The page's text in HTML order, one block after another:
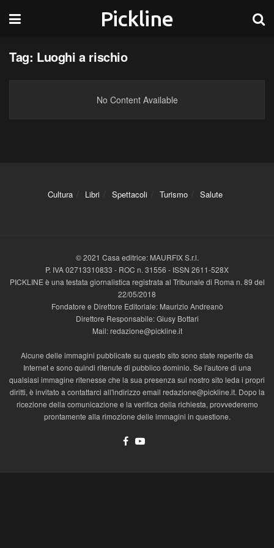
Pickline
Tag: Luoghi a rischio
No Content Available
Cultura Libri Spettacoli Turismo Salute
© 2021 Casa editrice: MAURFIX S.r.l.
P. IVA 02713310833 - ROC n. 31556 - ISSN 2611-528X
PICKLINE è una testata giornalistica registrata al Tribunale di Roma n. 89 del
22/05/2018
Fondatore e Direttore Editoriale: Maurizio Andreanò
Direttore Responsabile: Giusy Bottari
Mail: redazione@pickline.it
Alcune delle immagini pubblicate su questo sito sono state reperite da
Internet e sono quindi ritenute di pubblico dominio. Se l'autore di una
qualsiasi immagine ritenesse che la sua presenza sul nostro sito leda i propri
diritti, è invitato a contattarci all'indirizzo email redazione@pickline.it. Dopo la
ricezione della comunicazione e la verifica della richiesta, provvederemo
prontamente alla rimozione delle immagini in questione.